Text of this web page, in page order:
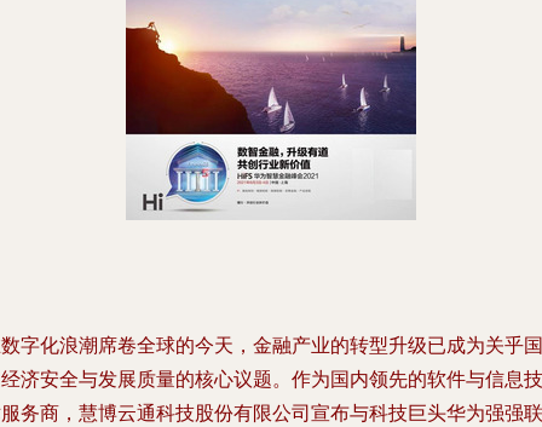
字化浪潮席卷全球的今天，金融产业的转型升级已成为关乎国
济安全与发展质量的核心议题。作为国内领先的软件与信息技
务商，慧博云通科技股份有限公司宣布与科技巨头华为强强联